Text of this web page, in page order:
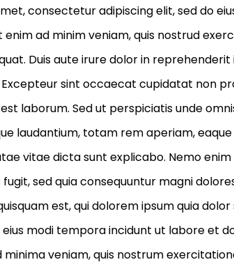
consectetur adipiscing elit, sed do
enim ad minim veniam, quis nostrud
Duis aute irure dolor in
sint occaecat cupidatat non
laborum. Sed ut perspiciatis unde
laudantium, totam rem aperiam,
vitae dicta sunt explicabo. Nemo
sed quia consequuntur magni
est, qui dolorem ipsum quia
eius modi tempora incidunt ut labore et
veniam, quis nostrum